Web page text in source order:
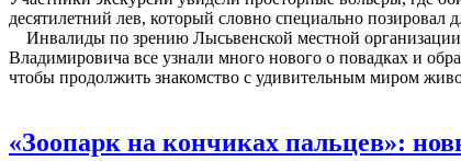
десятилетний лев, который словно специально позировал
Инвалиды по зрению Лысьвенской местной
Владимировича все узнали много нового о повадках и
чтобы продолжить знакомство с удивительным миром
«Зоопарк на кончиках пальцев»: